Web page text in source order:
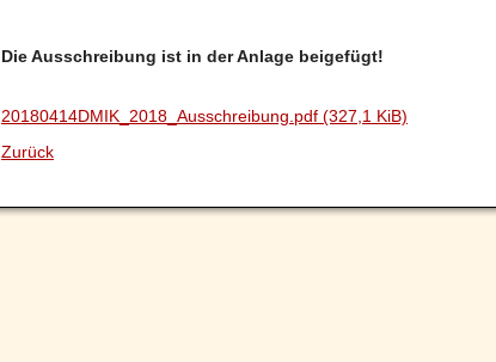
Die Ausschreibung ist in der Anlage beigefügt!
20180414DMIK_2018_Ausschreibung.pdf (327,1 KiB)
Zurück